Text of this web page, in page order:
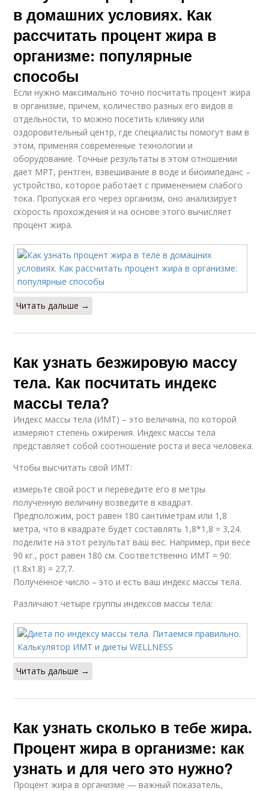
в домашних условиях. Как
рассчитать процент жира в
организме: популярные
способы
Если нужно максимально точно посчитать процент жира
в организме, причем, количество разных его видов в
отдельности, то можно посетить клинику или
оздоровительный центр, где специалисты помогут вам в
этом, применяя современные технологии и
оборудование. Точные результаты в этом отношении
дает МРТ, рентген, взвешивание в воде и биоимпеданс –
устройство, которое работает с применением слабого
тока. Пропуская его через организм, оно анализирует
скорость прохождения и на основе этого вычисляет
процент жира.
Читать дальше →
Как узнать безжировую массу
тела. Как посчитать индекс
массы тела?
Индекс массы тела (ИМТ) – это величина, по которой
измеряют степень ожирения. Индекс массы тела
представляет собой соотношение роста и веса человека.
Чтобы высчитать свой ИМТ:
измерьте свой рост и переведите его в метры.
полученную величину возведите в квадрат.
Предположим, рост равен 180 сантиметрам или 1,8
метра, что в квадрате будет составлять 1,8*1,8 = 3,24.
поделите на этот результат ваш вес. Например, при весе
90 кг., рост равен 180 см. Соответственно ИМТ = 90:
(1.8х1.8) = 27,7.
Полученное число – это и есть ваш индекс массы тела.
Различают четыре группы индексов массы тела:
Читать дальше →
Как узнать сколько в тебе жира.
Процент жира в организме: как
узнать и для чего это нужно?
Процент жира в организме — важный показатель,